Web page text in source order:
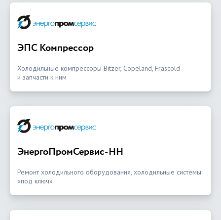
ЭПС Компрессор
Холодильные компрессоры Bitzer, Copeland, Frascold
и запчасти к ним
ЭнергоПромСервис-НН
Ремонт холодильного оборудования, холодильные системы
«под ключ»